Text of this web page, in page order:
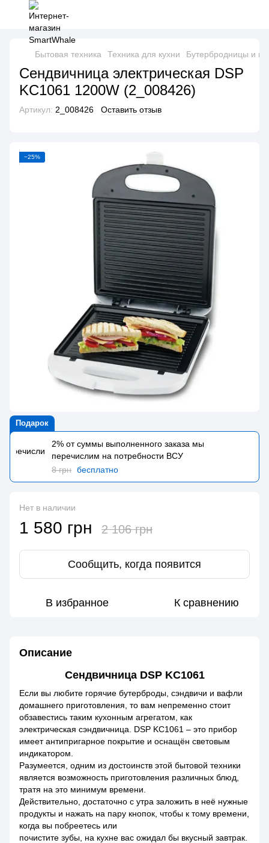
Бытовая техника Техника для кухни Бутербродницы и
Сендвичница электрическая DSP
KC1061 1200W (2_008426)
Артикул: 2_008426 Оставить отзыв
−25%
Подарок
2% от суммы выполненного заказа мы
перечислим на потребности BCУ
8 грн бесплатно
Нет в наличии
1 580 грн 2 106 грн
Сообщить, когда появится
В избранное К сравнению
Описание
Сендвичница DSP KC1061
Если вы любите горячие бутерброды, сэндвичи и вафли
домашнего приготовления, то вам непременно стоит
обзавестись таким кухонным агрегатом, как
электрическая сэндвичница. DSP KC1061 – это прибор
имеет антипригарное покрытие и оснащён световым
индикатором.
Разумеется, одним из достоинств этой бытовой техники
является возможность приготовления различных блюд,
тратя на это минимум времени.
Действительно, достаточно с утра заложить в неё нужные
продукты и нажать на пару кнопок, чтобы к тому времени,
когда вы побреетесь или
почистите зубы, на кухне вас ожидал бы вкусный завтрак.